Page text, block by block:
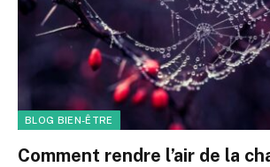
BLOG BIEN-ÊTRE
Comment rendre l’air de la